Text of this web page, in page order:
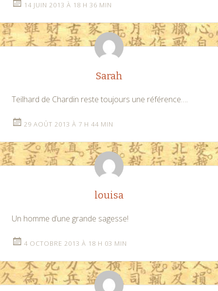
14 JUIN 2013 À 18 H 36 MIN
Sarah
Teilhard de Chardin reste toujours une référence….
29 AOÛT 2013 À 7 H 44 MIN
louisa
Un homme d’une grande sagesse!
4 OCTOBRE 2013 À 18 H 03 MIN